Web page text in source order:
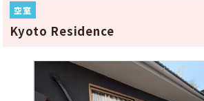
空室
Kyoto Residence